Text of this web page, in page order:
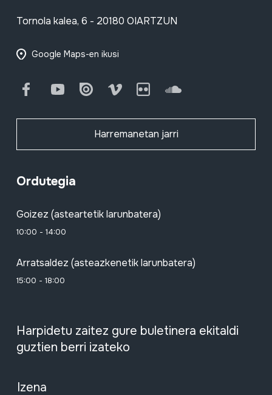
Tornola kalea, 6 - 20180 OIARTZUN
Google Maps-en ikusi
FacebookYoutube Issuu Vimeo Flickr SoundCloud
Harremanetan jarri
Ordutegia
Goizez (asteartetik larunbatera)
10:00 - 14:00
Arratsaldez (asteazkenetik larunbatera)
15:00 - 18:00
Harpidetu zaitez gure buletinera ekitaldi
guztien berri izateko
Izena